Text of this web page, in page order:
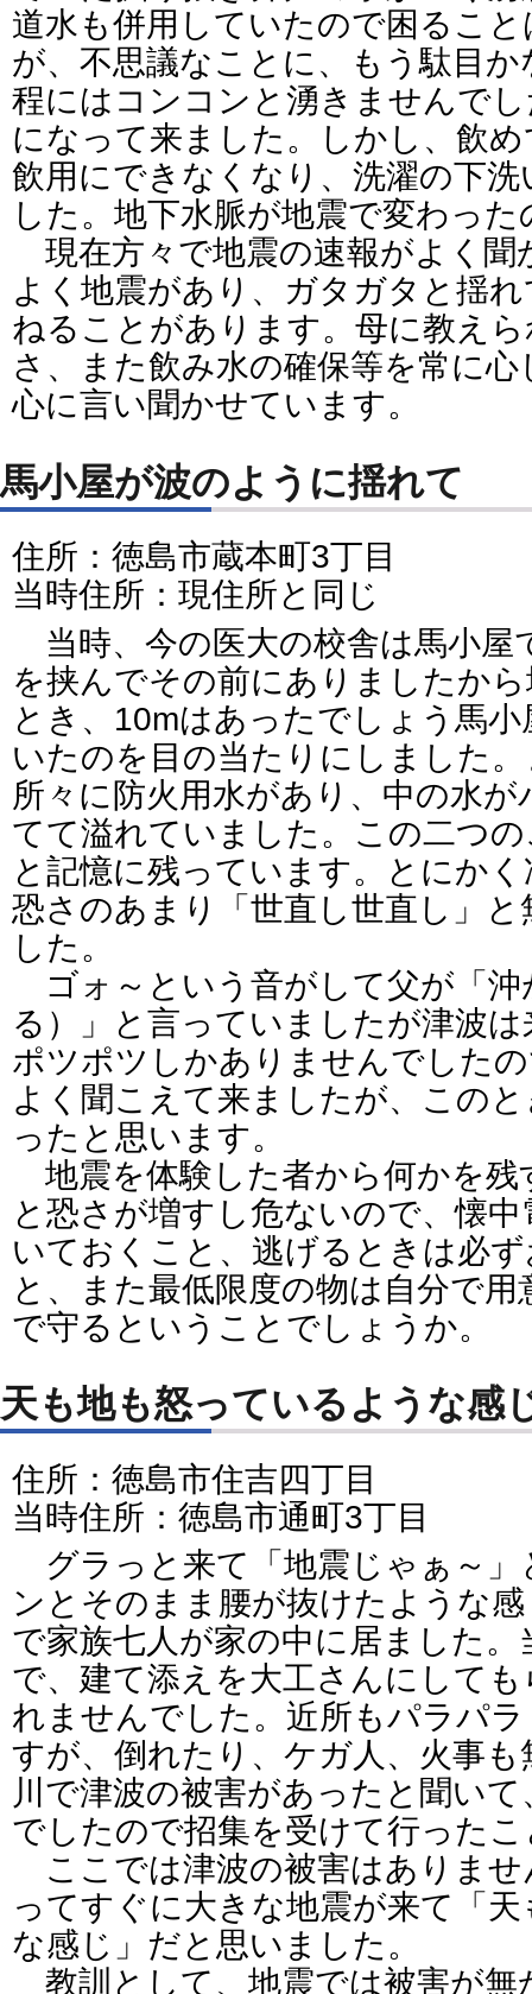
道水も併用していたので困るこ
が、不思議なことに、もう駄目
程にはコンコンと湧きませんで
になって来ました。しかし、飲
飲用にできなくなり、洗濯の下
した。地下水脈が地震で変わっ
現在方々で地震の速報がよく聞
よく地震があり、ガタガタと揺
ねることがあります。母に教え
さ、また飲み水の確保等を常に
心に言い聞かせています。
馬小屋が波のように揺れて
住所：徳島市蔵本町3丁目
当時住所：現住所と同じ
当時、今の医大の校舎は馬小屋
を挟んでその前にありましたか
とき、10mはあったでしょう馬
いたのを目の当たりにしました
所々に防火用水があり、中の水
てて溢れていました。この二つ
と記憶に残っています。とにか
恐さのあまり「世直し世直し」
した。
ゴォ～という音がして父が「沖
る）」と言っていましたが津波
ポツポツしかありませんでした
よく聞こえて来ましたが、この
ったと思います。
地震を体験した者から何かを残
と恐さが増すし危ないので、懐
いておくこと、逃げるときは必
と、また最低限度の物は自分で
で守るということでしょうか。
天も地も怒っているような感
住所：徳島市住吉四丁目
当時住所：徳島市通町3丁目
グラっと来て「地震じゃぁ～」
ンとそのまま腰が抜けたような
で家族七人が家の中に居ました
で、建て添えを大工さんにして
れませんでした。近所もパラパ
すが、倒れたり、ケガ人、火事
川で津波の被害があったと聞い
でしたので招集を受けて行った
ここでは津波の被害はありませ
ってすぐに大きな地震が来て「
な感じ」だと思いました。
教訓として、地震では被害が無